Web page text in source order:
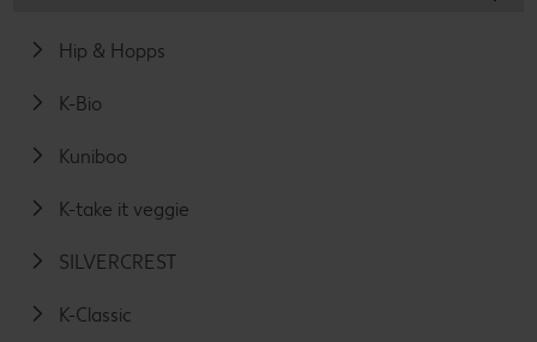
Hip & Hopps
K-Bio
Kuniboo
K-take it veggie
SILVERCREST
K-Classic